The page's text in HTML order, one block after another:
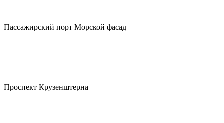
Пассажирский порт Морской фасад
Проспект Крузенштерна